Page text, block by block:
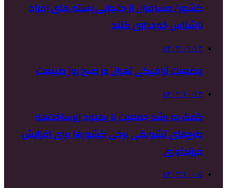
کشور/ مسافران از جابجایی بسته های افراد
ناشناس خودداری کنند
۱۴۰۴/۰۱/۱۳
وضعیت ترافیکی تهران در صبح روز طبیعت
۱۴۰۲/۱۰/۱۴
کمک به رشد جمعیت با بهبود زیرساخت‌ها؛
طرح‌های تشویقی برخی کشورها برای افزایش
فرزندآوری
۱۴۰۳/۱۰/۰۵